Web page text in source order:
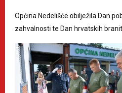
Općina Nedelišće obilježila Dan
zahvalnosti te Dan hrvatskih